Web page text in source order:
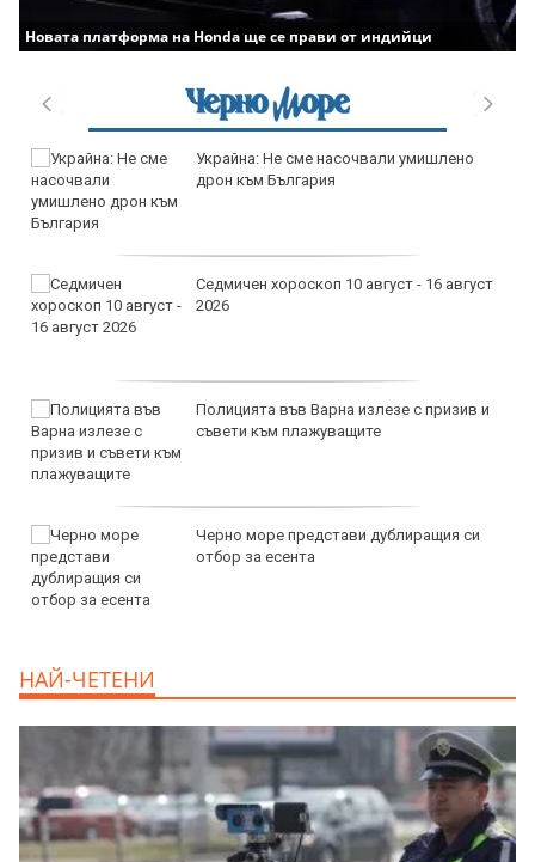
Новата платформа на Honda ще се прави от индийци
Украйна: Не сме насочвали умишлено
дрон към България
Седмичен хороскоп 10 август - 16 август
2026
Полицията във Варна излезе с призив и
съвети към плажуващите
Черно море представи дублиращия си
отбор за есента
НАЙ-ЧЕТЕНИ